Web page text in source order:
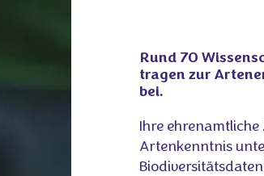
Rund 70
tragen zur
bei.
Ihre
Artenkenntnis